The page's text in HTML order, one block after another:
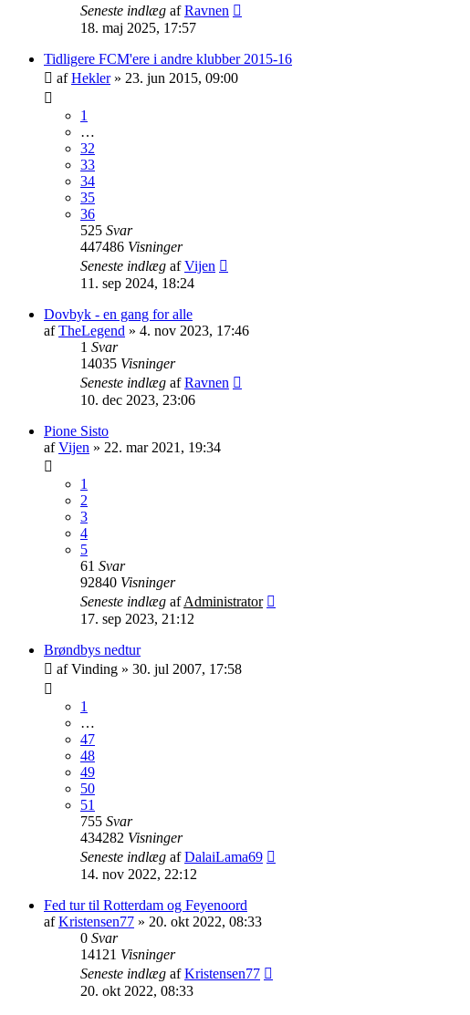
Seneste indlæg afRavnen
18. maj 2025, 17:57
Tidligere FCM'ere i andre klubber 2015-16
afHekler» 23. jun 2015, 09:00
1
…
32
33
34
35
36
525 Svar
447486 Visninger
Seneste indlæg afVijen
11. sep 2024, 18:24
Dovbyk - en gang for alle
afTheLegend » 4. nov 2023, 17:46
1 Svar
14035 Visninger
Seneste indlæg afRavnen
10. dec 2023, 23:06
Pione Sisto
afVijen » 22. mar 2021, 19:34
1
2
3
4
5
61 Svar
92840 Visninger
Seneste indlæg afAdministrator
17. sep 2023, 21:12
Brøndbys nedtur
afVinding » 30. jul 2007, 17:58
1
…
47
48
49
50
51
755 Svar
434282 Visninger
Seneste indlæg afDalaiLama69
14. nov 2022, 22:12
Fed tur til Rotterdam og Feyenoord
afKristensen77 » 20. okt 2022, 08:33
0 Svar
14121 Visninger
Seneste indlæg afKristensen77
20. okt 2022, 08:33